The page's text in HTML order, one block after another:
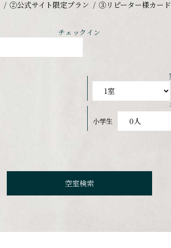
②公式サイト限定プラン ③リピーター様カード
チェックイン
小学生